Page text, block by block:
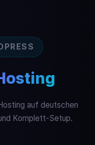
auf deutschen
Komplett-Setup.